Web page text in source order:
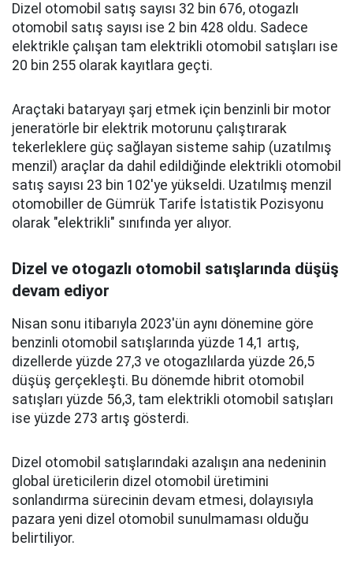
Dizel otomobil satış sayısı 32 bin 676, otogazlı
otomobil satış sayısı ise 2 bin 428 oldu. Sadece
elektrikle çalışan tam elektrikli otomobil satışları ise
20 bin 255 olarak kayıtlara geçti.
Araçtaki bataryayı şarj etmek için benzinli bir motor
jeneratörle bir elektrik motorunu çalıştırarak
tekerleklere güç sağlayan sisteme sahip (uzatılmış
menzil) araçlar da dahil edildiğinde elektrikli otomobil
satış sayısı 23 bin 102'ye yükseldi. Uzatılmış menzil
otomobiller de Gümrük Tarife İstatistik Pozisyonu
olarak "elektrikli" sınıfında yer alıyor.
Dizel ve otogazlı otomobil satışlarında düşüş
devam ediyor
Nisan sonu itibarıyla 2023'ün aynı dönemine göre
benzinli otomobil satışlarında yüzde 14,1 artış,
dizellerde yüzde 27,3 ve otogazlılarda yüzde 26,5
düşüş gerçekleşti. Bu dönemde hibrit otomobil
satışları yüzde 56,3, tam elektrikli otomobil satışları
ise yüzde 273 artış gösterdi.
Dizel otomobil satışlarındaki azalışın ana nedeninin
global üreticilerin dizel otomobil üretimini
sonlandırma sürecinin devam etmesi, dolayısıyla
pazara yeni dizel otomobil sunulmaması olduğu
belirtiliyor.